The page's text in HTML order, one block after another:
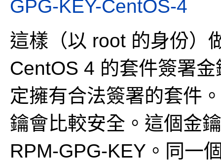
GPG-KEY-CentOS-4
這樣（以 root 的身份）
CentOS 4 的套件簽署
定擁有合法簽署的套件
鑰會比較安全。這個金
RPM-GPG-KEY。同一